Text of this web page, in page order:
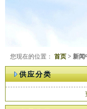
您现在的位置： 首页 > 新闻
供应分类